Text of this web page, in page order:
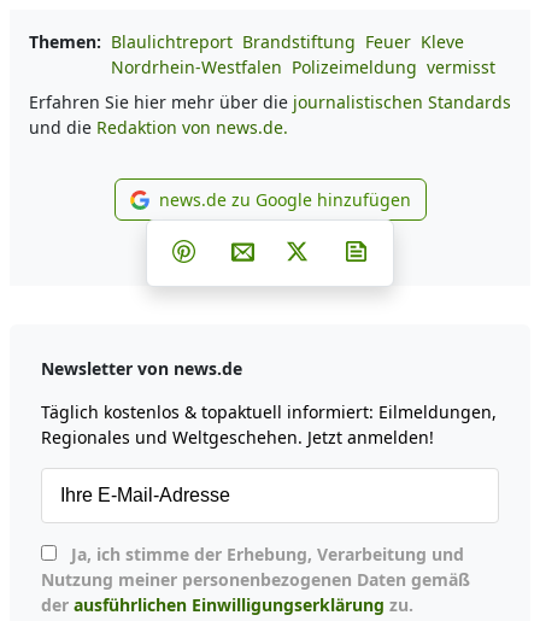
Themen: Blaulichtreport Brandstiftung Feuer Kleve
Nordrhein-Westfalen Polizeimeldung vermisst
Erfahren Sie hier mehr über die journalistischen Standards
und die Redaktion von news.de.
news.de zu Google
news.de zu Google hinzufügen
Teilen auf Facebook
Teilen auf Whatsapp
Teilen auf Telegram
Teilen auf Pinterest
Per E-Mail teilen
Post auf X
Newsletter von news.de
Täglich kostenlos & topaktuell informiert: Eilmeldungen,
Regionales und Weltgeschehen. Jetzt anmelden!
Nutzung meiner personenbezogenen Daten gemäß
der ausführlichen Einwilligungserklärung zu.